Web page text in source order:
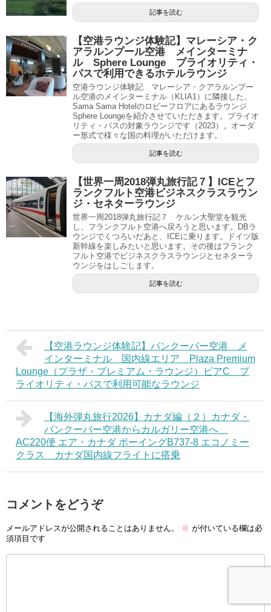
記事を読む
【空港ラウンジ体験記】マレーシア・ク
アラルンプール空港 メインターミナ
ル Sphere Lounge プライオリティ・
パスで利用できるホテルラウンジ
空港ラウンジ体験記 マレーシア・クアラルンプー
ル空港のメインターミナル（KLIA1）に隣接した、
Sama Sama Hotelのロビーフロアにあるラウンジ
Sphere Loungeを紹介させていただきます。プライオ
リティ・パスの対象ラウンジです（2023）。オーダ
ー形式で様々な国の料理がいただけます。
記事を読む
【世界一周2018弾丸旅行記７】ICEとフ
ランクフルト空港ビジネスクラスラウン
ジ・セネターラウンジ
世界一周2018弾丸旅行記７ ケルン大聖堂を観光
し、フランクフルト空港へ戻ろうと思います。DBラ
ウンジでくつろいだあと、ICEに乗ります。ドイツ版
新幹線を楽しみたいと思います。その後はフランク
フルト空港でビジネスクラスラウンジとセネターラ
ウンジをはしごします。
記事を読む
【空港ラウンジ体験記】バンクーバー空港 メ
インターミナル 国内線エリア Plaza Premium
Lounge（プラザ・プレミアム・ラウンジ）ピアC プ
ライオリティ・パスで利用可能なラウンジ
【海外弾丸旅行2026】カナダ編（２）カナダ・
バンクーバー空港からカルガリー空港へ
AC220便 エア・カナダ ボーイングB737-8 エコノミー
クラス カナダ国内線フライトに搭乗
コメントをどうぞ
メールアドレスが公開されることはありません。 ※ が付いている欄は必
須項目です